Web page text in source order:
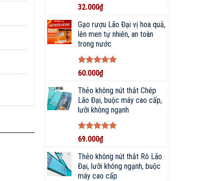
Được xếp
hạng55
sao
32.000₫
Gạo rượu Lão Đại vị hoa quả,
lên men tự nhiên, an toàn
trong nước
Được xếp
hạng55
sao
60.000₫
Thẻo không nút thắt Chép
Lão Đại, buộc máy cao cấp,
lưỡi không ngạnh
Được xếp
hạng55
sao
69.000₫
Thẻo không nút thắt Rô Lão
Đại, lưỡi không ngạnh, buộc
máy cao cấp